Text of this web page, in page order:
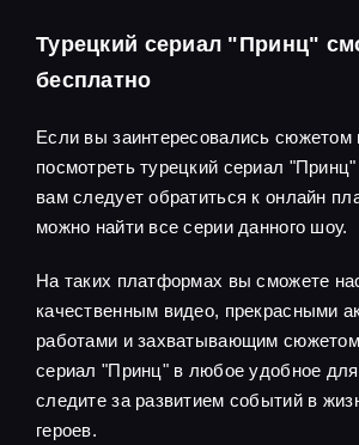
Турецкий сериал "Принц"
бесплатно
Если вы заинтересовались сюжетом
посмотреть турецкий сериал
вам следует обратиться к онлайн
можно найти все серии данного шоу.
На таких платформах вы сможете
качественным видео, прекрасными
работами и захватывающим
сериал "Принц" в любое удобное
следите за развитием событий в
героев.